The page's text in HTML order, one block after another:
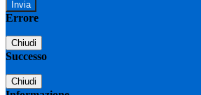
Errore
Chiudi
Successo
Chiudi